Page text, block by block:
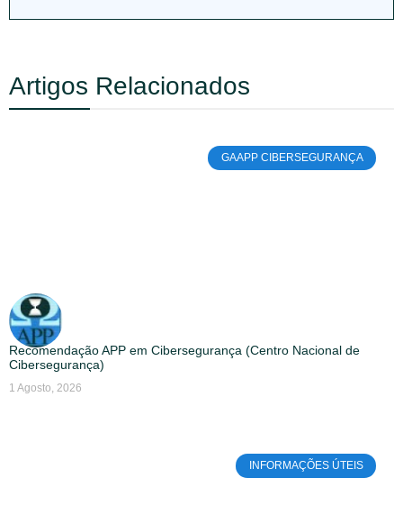
Artigos Relacionados
GAAPP CIBERSEGURANÇA
Recomendação APP em Cibersegurança (Centro Nacional de
Cibersegurança)
1 Agosto, 2026
INFORMAÇÕES ÚTEIS